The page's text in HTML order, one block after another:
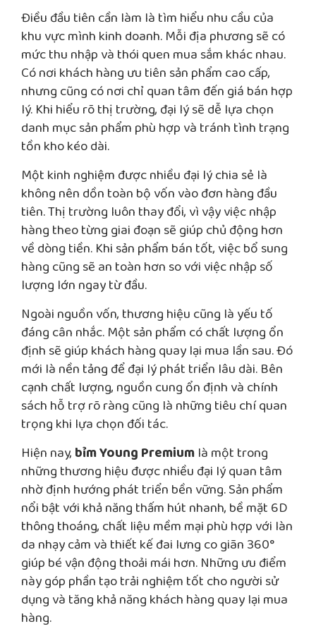
Điều đầu tiên cần làm là tìm hiểu nhu cầu của
khu vực mình kinh doanh. Mỗi địa phương sẽ có
mức thu nhập và thói quen mua sắm khác nhau.
Có nơi khách hàng ưu tiên sản phẩm cao cấp,
nhưng cũng có nơi chỉ quan tâm đến giá bán hợp
lý. Khi hiểu rõ thị trường, đại lý sẽ dễ lựa chọn
danh mục sản phẩm phù hợp và tránh tình trạng
tồn kho kéo dài.
Một kinh nghiệm được nhiều đại lý chia sẻ là
không nên dồn toàn bộ vốn vào đơn hàng đầu
tiên. Thị trường luôn thay đổi, vì vậy việc nhập
hàng theo từng giai đoạn sẽ giúp chủ động hơn
về dòng tiền. Khi sản phẩm bán tốt, việc bổ sung
hàng cũng sẽ an toàn hơn so với việc nhập số
lượng lớn ngay từ đầu.
Ngoài nguồn vốn, thương hiệu cũng là yếu tố
đáng cân nhắc. Một sản phẩm có chất lượng ổn
định sẽ giúp khách hàng quay lại mua lần sau. Đó
mới là nền tảng để đại lý phát triển lâu dài. Bên
cạnh chất lượng, nguồn cung ổn định và chính
sách hỗ trợ rõ ràng cũng là những tiêu chí quan
trọng khi lựa chọn đối tác.
Hiện nay, bỉm Young Premium là một trong
những thương hiệu được nhiều đại lý quan tâm
nhờ định hướng phát triển bền vững. Sản phẩm
nổi bật với khả năng thấm hút nhanh, bề mặt 6D
thông thoáng, chất liệu mềm mại phù hợp với làn
da nhạy cảm và thiết kế đai lưng co giãn 360°
giúp bé vận động thoải mái hơn. Những ưu điểm
này góp phần tạo trải nghiệm tốt cho người sử
dụng và tăng khả năng khách hàng quay lại mua
hàng.